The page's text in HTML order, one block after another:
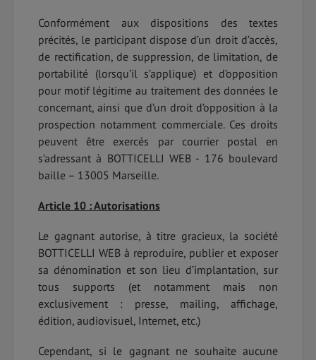
Conformément aux dispositions des textes
précités, le participant dispose d’un droit d’accès,
de rectification, de suppression, de limitation, de
portabilité (lorsqu’il s’applique) et d’opposition
pour motif légitime au traitement des données le
concernant, ainsi que d’un droit d’opposition à la
prospection notamment commerciale. Ces droits
peuvent être exercés par courrier postal en
s’adressant à BOTTICELLI WEB - 176 boulevard
baille – 13005 Marseille.
Article 10 : Autorisations
Le gagnant autorise, à titre gracieux, la société
BOTTICELLI WEB à reproduire, publier et exposer
sa dénomination et son lieu d’implantation, sur
tous supports (et notamment mais non
exclusivement : presse, mailing, affichage,
édition, audiovisuel, Internet, etc.)
Cependant, si le gagnant ne souhaite aucune